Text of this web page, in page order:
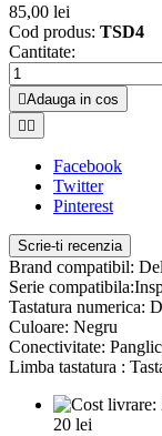
85,00 lei
Cod produs: TSD4
Cantitate:
Adauga in cos

Facebook
Twitter
Pinterest
Scrie-ti recenzia
Brand compatibil:
Serie
Tastatura numerica:
Culoare: Negru
Conectivitate:
Limba tastatura :
20 lei